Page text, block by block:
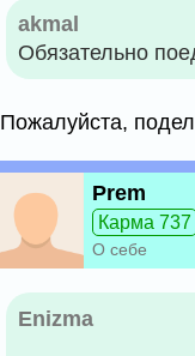
akmal
Обязательно
Пожалуйста,
Prem
Карма 737
О себе
Enizma